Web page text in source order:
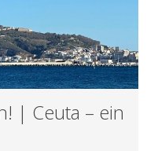
| Ceuta – ein